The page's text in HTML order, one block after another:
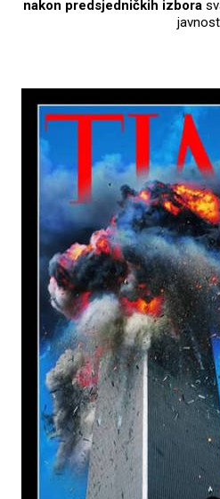
nakon predsjedničkih izbora